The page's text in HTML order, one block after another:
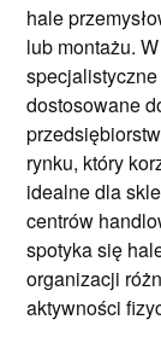
hale
lub montażu.
dostosowane
rynku, który
idealne dla
centrów
spotyka się
organizacji
aktywności